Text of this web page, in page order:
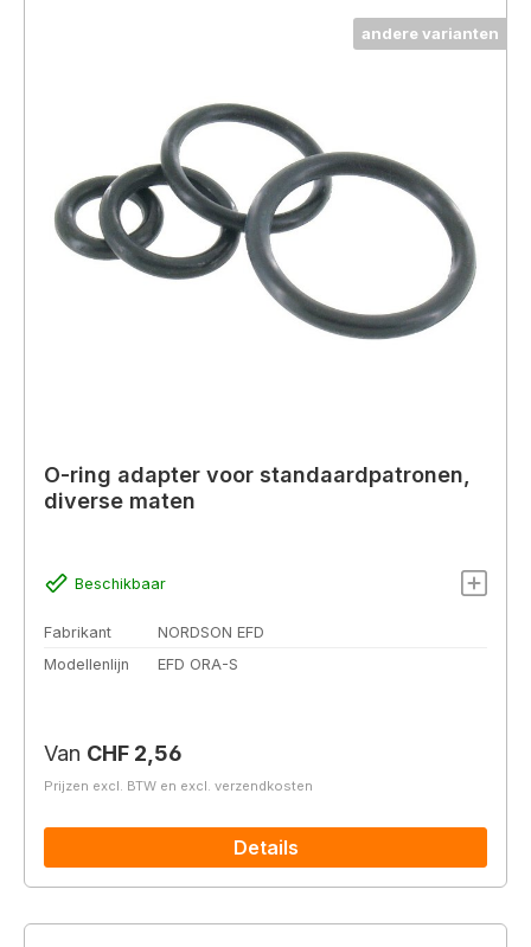
andere varianten
O-ring adapter voor standaardpatronen,
diverse maten
Beschikbaar
Fabrikant
NORDSON EFD
Modellenlijn
EFD ORA-S
Normale prijs:
Van CHF 2,56
Prijzen excl. BTW en excl. verzendkosten
Details